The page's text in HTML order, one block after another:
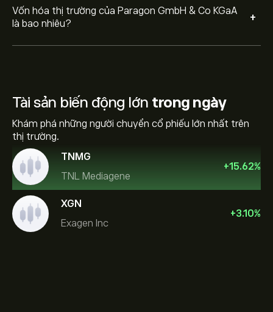
Vốn hóa thị trường của Paragon GmbH & Co KGaA
là bao nhiêu?
+
Tài sản biến động lớn trong ngày
Khám phá những người chuyển cổ phiếu lớn nhất trên
thị trường.
TNMG
TNL Mediagene
+15.62%
XGN
Exagen Inc
+3.10%